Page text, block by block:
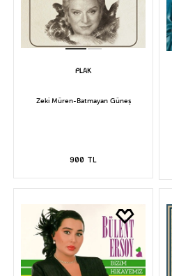
Zeki Müren-Batmayan Güneş
900 TL